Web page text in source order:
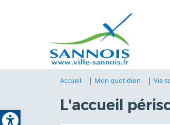
Open toolbar
Accueil Mon quotidien Vie
L'accueil